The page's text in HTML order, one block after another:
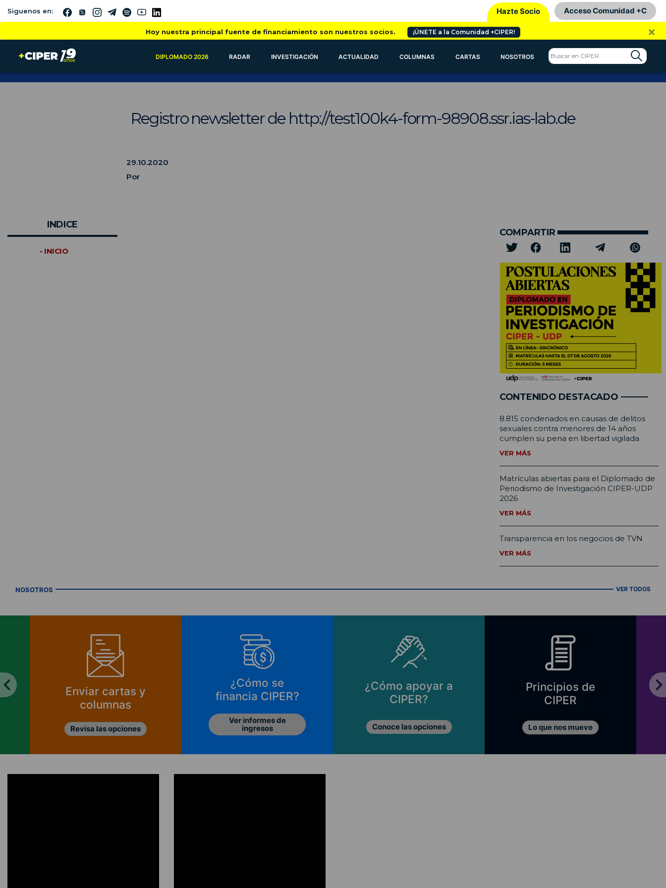
Siguenos en: Hazte Socio Acceso Comunidad +C
Hoy nuestra principal fuente de financiamiento son nuestros socios. ¡ÚNETE a la Comunidad +CIPER! ×
DIPLOMADO 2026 RADAR INVESTIGACIÓN ACTUALIDAD COLUMNAS CARTAS NOSOTROS
Registro newsletter de http://test100k4-form-98908.ssr.ias-lab.de
29.10.2020
Por
INDICE
- INICIO
COMPARTIR
CONTENIDO DESTACADO
8.815 condenados en causas de delitos
sexuales contra menores de 14 años
cumplen su pena en libertad vigilada
VER MÁS
Matrículas abiertas para el Diplomado de
Periodismo de Investigación CIPER-UDP
2026
VER MÁS
Transparencia en los negocios de TVN
VER MÁS
NOSOTROS VER TODOS
Enviar cartas y
columnas
Revisa las opciones
¿Cómo se
financia CIPER?
Ver informes de
ingresos
¿Cómo apoyar a
CIPER?
Conoce las opciones
Principios de
CIPER
Lo que nos mueve